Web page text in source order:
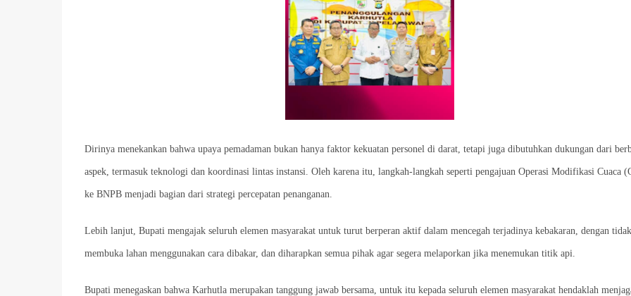
Dirinya menekankan bahwa upaya pemadaman bukan hanya faktor kekuatan personel di darat, tetapi juga dibutuhkan dukungan dari
aspek, termasuk teknologi dan koordinasi lintas instansi. Oleh karena itu, langkah-langkah seperti pengajuan Operasi Modifikasi Cuaca
ke BNPB menjadi bagian dari strategi percepatan penanganan.
Lebih lanjut, Bupati mengajak seluruh elemen masyarakat untuk turut berperan aktif dalam mencegah terjadinya kebakaran, dengan tidak
membuka lahan menggunakan cara dibakar, dan diharapkan semua pihak agar segera melaporkan jika menemukan titik api.
Bupati menegaskan bahwa Karhutla merupakan tanggung jawab bersama, untuk itu kepada seluruh elemen masyarakat hendaklah